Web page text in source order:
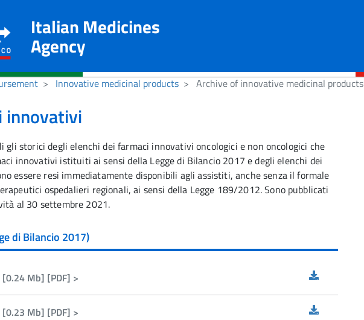
Italian Medicines
Agency
Innovative medicinal products Archive of innovative medicinal products
innovativi
gli storici degli elenchi dei farmaci innovativi oncologici e non oncologici che
innovativi istituiti ai sensi della Legge di Bilancio 2017 e degli elenchi dei
essere resi immediatamente disponibili agli assistiti, anche senza il formale
ospedalieri regionali, ai sensi della Legge 189/2012. Sono pubblicati
al 30 settembre 2021.
di Bilancio 2017)
Mb] [PDF] >
Mb] [PDF] >